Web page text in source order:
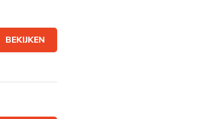
BEKIJKEN